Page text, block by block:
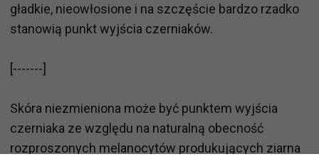
gładkie, nieowłosione i na szczęście bardzo rzadko
stanowią punkt wyjścia czerniaków.
[-------]
Skóra niezmieniona może być punktem wyjścia
czerniaka ze względu na naturalną obecność
rozproszonych melanocytów produkujących ziarna